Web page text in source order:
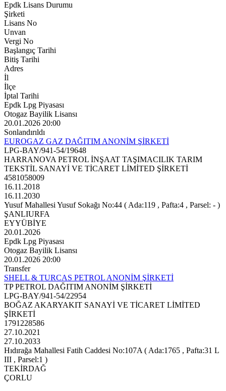
Epdk Lisans Durumu
Şirketi
Lisans No
Unvan
Vergi No
Başlangıç Tarihi
Bitiş Tarihi
Adres
İl
İlçe
İptal Tarihi
Epdk Lpg Piyasası
Otogaz Bayilik Lisansı
20.01.2026 20:00
Sonlandırıldı
EUROGAZ GAZ DAĞITIM ANONİM ŞİRKETİ
LPG-BAY/941-54/19648
HARRANOVA PETROL İNŞAAT TAŞIMACILIK TARIM
TEKSTİL SANAYİ VE TİCARET LİMİTED ŞİRKETİ
4581058009
16.11.2018
16.11.2030
Yusuf Mahallesi Yusuf Sokağı No:44 ( Ada:119 , Pafta:4 , Parsel: - )
ŞANLIURFA
EYYÜBİYE
20.01.2026
Epdk Lpg Piyasası
Otogaz Bayilik Lisansı
20.01.2026 20:00
Transfer
SHELL & TURCAS PETROL ANONİM ŞİRKETİ
TP PETROL DAĞITIM ANONİM ŞİRKETİ
LPG-BAY/941-54/22954
BOĞAZ AKARYAKIT SANAYİ VE TİCARET LİMİTED
ŞİRKETİ
1791228586
27.10.2021
27.10.2033
Hıdırağa Mahallesi Fatih Caddesi No:107A ( Ada:1765 , Pafta:31 L
III , Parsel:1 )
TEKİRDAĞ
ÇORLU